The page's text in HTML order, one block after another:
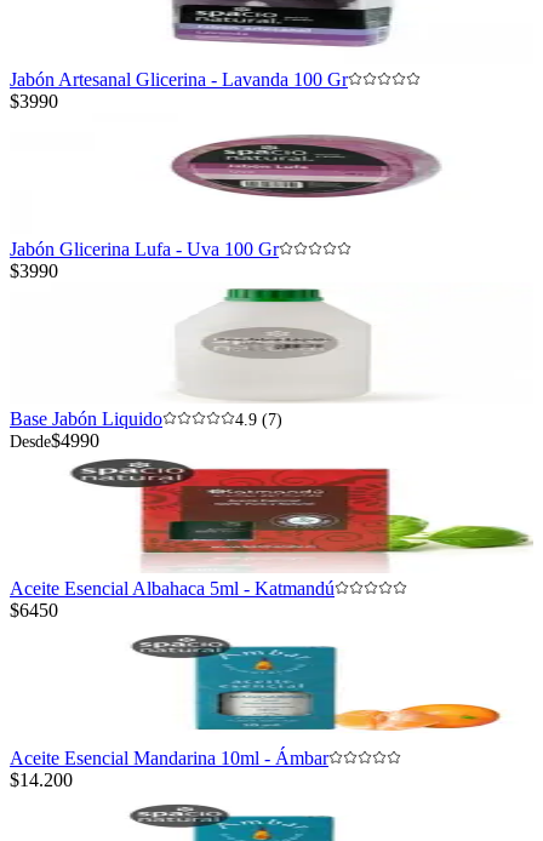
Jabón Artesanal Glicerina - Lavanda 100 Gr
$3990
Jabón Glicerina Lufa - Uva 100 Gr
$3990
Base Jabón Liquido
4.9 (7)
Desde$4990
Aceite Esencial Albahaca 5ml - Katmandú
$6450
Aceite Esencial Mandarina 10ml - Ámbar
$14.200